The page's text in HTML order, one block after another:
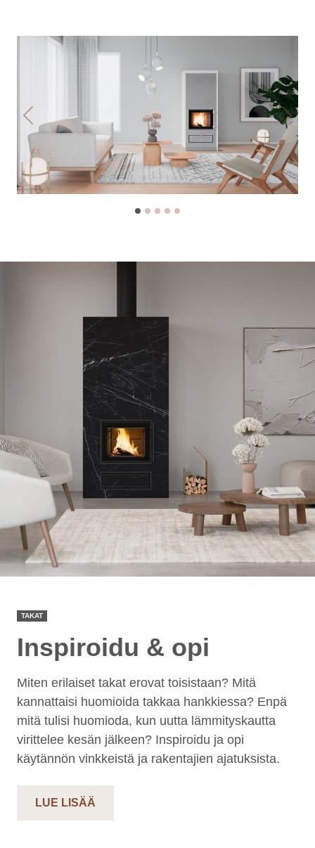
Previous Next
TAKAT
Inspiroidu & opi
Miten erilaiset takat erovat toisistaan? Mitä
kannattaisi huomioida takkaa hankkiessa? Enpä
mitä tulisi huomioda, kun uutta lämmityskautta
virittelee kesän jälkeen? Inspiroidu ja opi
käytännön vinkkeistä ja rakentajien ajatuksista.
LUE LISÄÄ